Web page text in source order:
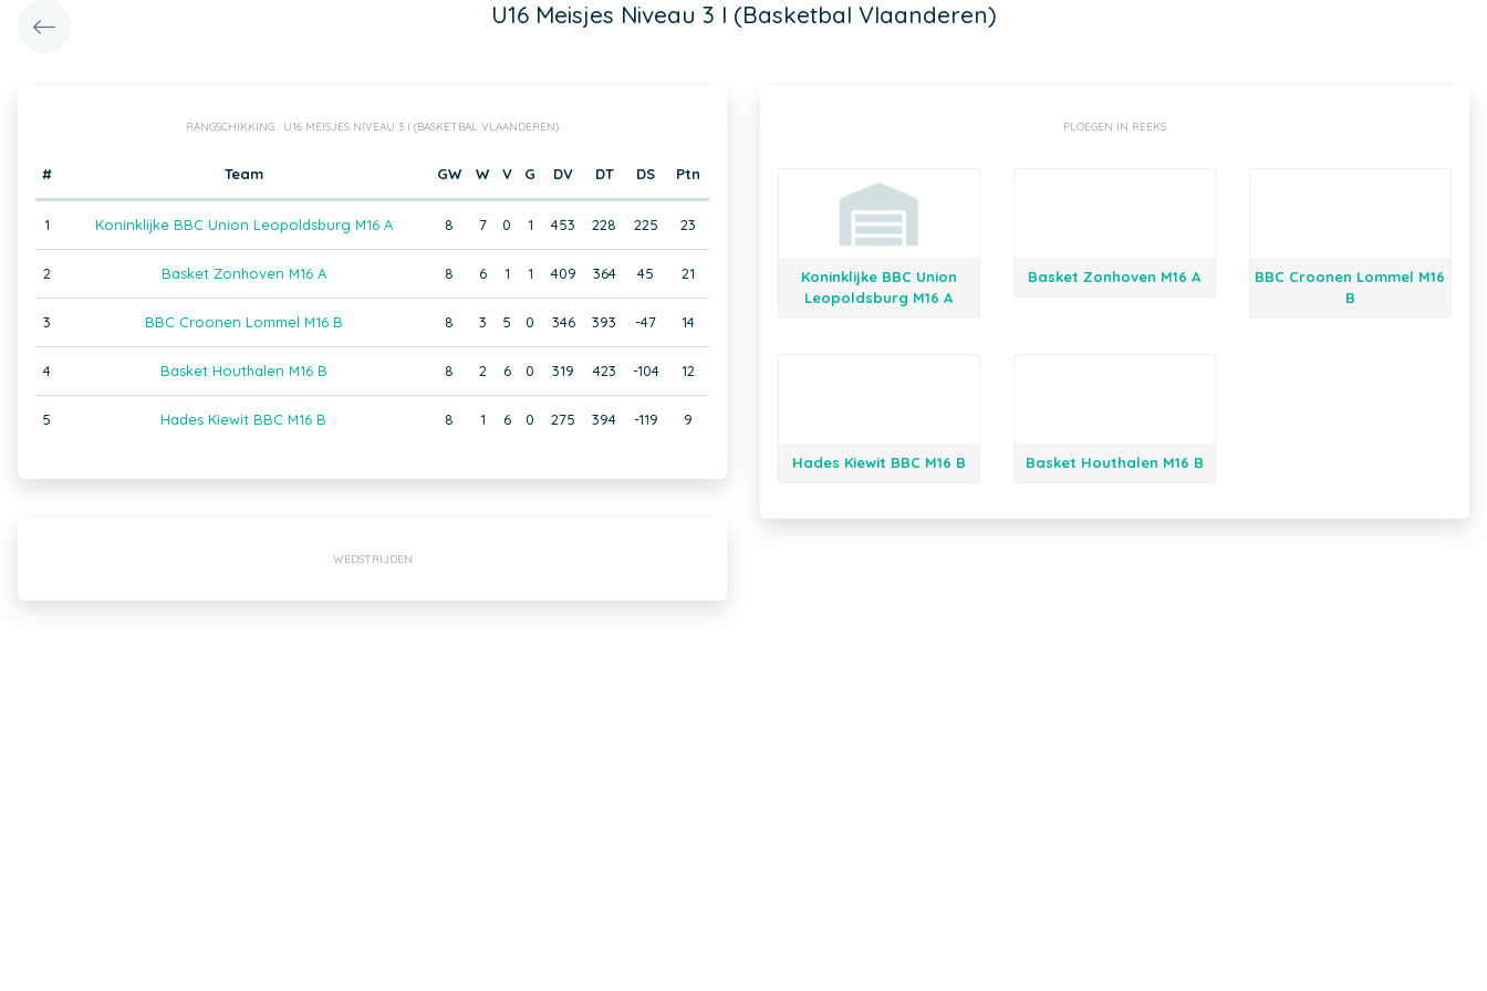
U16 Meisjes Niveau 3 I (Basketbal Vlaanderen)
RANGSCHIKKING : U16 MEISJES NIVEAU 3 I (BASKETBAL VLAANDEREN)
# Team GW W V G DV DT DS Ptn
1 Koninklijke BBC Union Leopoldsburg M16 A 8 7 0 1 453 228 225 23
2 Basket Zonhoven M16 A 8 6 1 1 409 364 45 21
3 BBC Croonen Lommel M16 B 8 3 5 0 346 393 -47 14
4 Basket Houthalen M16 B 8 2 6 0 319 423 -104 12
5 Hades Kiewit BBC M16 B 8 1 6 0 275 394 -119 9
PLOEGEN IN REEKS
Koninklijke BBC Union
Leopoldsburg M16 A
Basket Zonhoven M16 A
BBC Croonen Lommel M16
B
Hades Kiewit BBC M16 B Basket Houthalen M16 B
WEDSTRIJDEN